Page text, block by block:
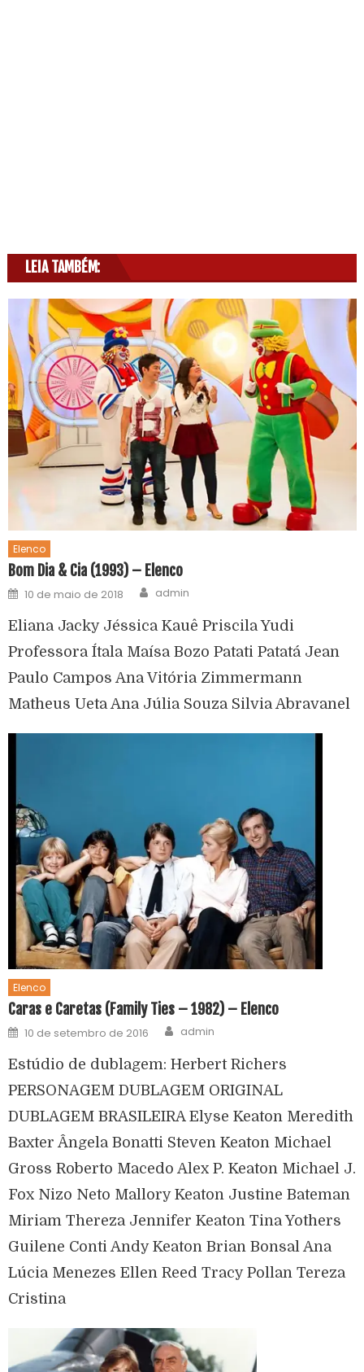
LEIA TAMBÉM:
Elenco
Bom Dia & Cia (1993) – Elenco
10 de maio de 2018 admin
Eliana Jacky Jéssica Kauê Priscila Yudi
Professora Ítala Maísa Bozo Patati Patatá Jean
Paulo Campos Ana Vitória Zimmermann
Matheus Ueta Ana Júlia Souza Silvia Abravanel
Elenco
Caras e Caretas (Family Ties – 1982) – Elenco
10 de setembro de 2016 admin
Estúdio de dublagem: Herbert Richers
PERSONAGEM DUBLAGEM ORIGINAL
DUBLAGEM BRASILEIRA Elyse Keaton Meredith
Baxter Ângela Bonatti Steven Keaton Michael
Gross Roberto Macedo Alex P. Keaton Michael J.
Fox Nizo Neto Mallory Keaton Justine Bateman
Miriam Thereza Jennifer Keaton Tina Yothers
Guilene Conti Andy Keaton Brian Bonsal Ana
Lúcia Menezes Ellen Reed Tracy Pollan Tereza
Cristina